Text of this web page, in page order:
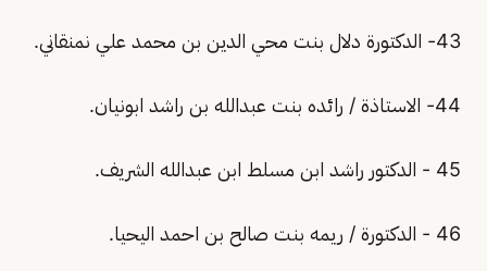
43- الدكتورة دلال بنت محي الدين بن محمد علي نمنقاني.
44- الاستاذة / رائده بنت عبدالله بن راشد ابونيان.
45 - الدكتور راشد ابن مسلط ابن عبدالله الشريف.
46 - الدكتورة / ريمه بنت صالح بن احمد اليحيا.